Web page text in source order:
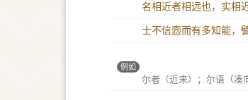
名相近者相远也，实相
士不信悫而有多知能，
例如
尔者（近来）；尔语（凑